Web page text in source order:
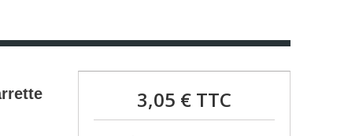
3,05 €TTC